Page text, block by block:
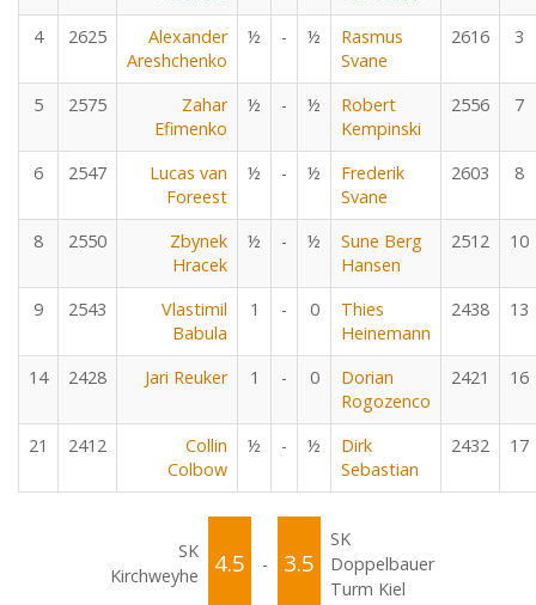
4 2625
Alexander
Areshchenko
½ - ½
Rasmus
Svane
2616 3
5 2575
Zahar
Efimenko
½ - ½
Robert
Kempinski
2556 7
6 2547
Lucas van
Foreest
½ - ½
Frederik
Svane
2603 8
8 2550
Zbynek
Hracek
½ - ½
Sune Berg
Hansen
2512 10
9 2543
Vlastimil
Babula
1 - 0
Thies
Heinemann
2438 13
14 2428 Jari Reuker 1 - 0
Dorian
Rogozenco
2421 16
21 2412
Collin
Colbow
½ - ½
Dirk
Sebastian
2432 17
SK
Kirchweyhe
4.5 - 3.5
SK
Doppelbauer
Turm Kiel